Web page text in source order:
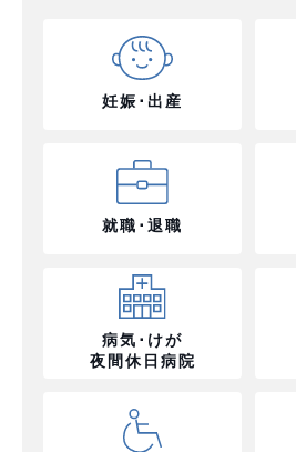
妊娠･出産
就職･退職
病気･けが
夜間休日病院